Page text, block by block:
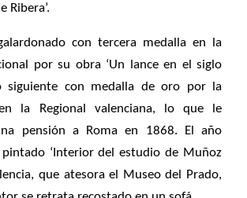
Ribera’.
con tercera medalla en la
por su obra ‘Un lance en el siglo
siguiente con medalla de oro por la
la Regional valenciana, lo que le
pensión a Roma en 1868. El año
‘Interior del estudio de Muñoz
que atesora el Museo del Prado,